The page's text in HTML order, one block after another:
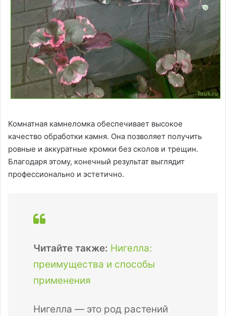
Комнатная камнеломка обеспечивает высокое
качество обработки камня. Она позволяет получить
ровные и аккуратные кромки без сколов и трещин.
Благодаря этому, конечный результат выглядит
профессионально и эстетично.
Читайте также: Нигелла:
преимущества и способы
применения
Нигелла — это род растений